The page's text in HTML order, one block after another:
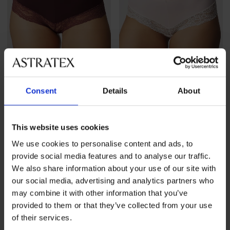
Consent Details About
This website uses cookies
We use cookies to personalise content and ads, to
provide social media features and to analyse our traffic.
We also share information about your use of our site with
our social media, advertising and analytics partners who
may combine it with other information that you’ve
provided to them or that they’ve collected from your use
of their services.
3+1 БЕЗПЛАТНО
Бикини Serena френски
20,99 €
(41,05 лв.)
промоция 3+1 БЕЗПЛАТНО
3+1 БЕЗПЛАТНО
20,99 € (41,05 лв.)
промоция 3+1 БЕЗПЛАТНО